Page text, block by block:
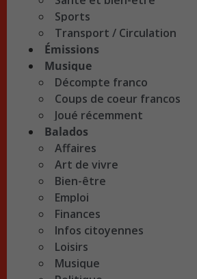
Sports
Transport / Circulation
Émissions
Musique
Décompte franco
Coups de coeur francos
Joué récemment
Balados
Affaires
Art de vivre
Bien-être
Emploi
Finances
Infos citoyennes
Loisirs
Musique